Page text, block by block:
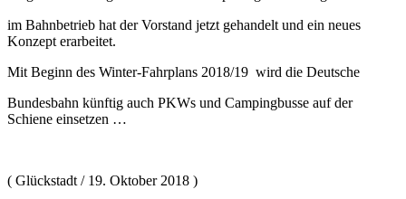
im Bahnbetrieb hat der Vorstand jetzt gehandelt und ein neues
Konzept erarbeitet.
Mit Beginn des Winter-Fahrplans 2018/19 wird die Deutsche
Bundesbahn künftig auch PKWs und Campingbusse auf der
Schiene einsetzen …
( Glückstadt / 19. Oktober 2018 )